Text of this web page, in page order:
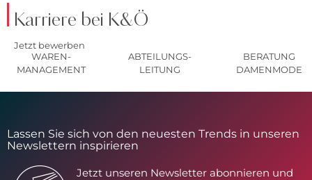
Karriere bei K&Ö
Jetzt bewerben
WAREN-
MANAGEMENT
ABTEILUNGS-
LEITUNG
BERATUNG
DAMENMODE
Lassen Sie sich von den neuesten Trends in unseren
Newslettern inspirieren
Jetzt unseren Newsletter abonnieren und